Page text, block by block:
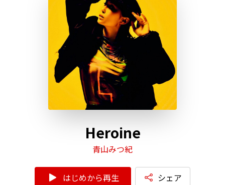
初回30日間無料お試し
Heroine
青山みつ紀
はじめから再生 シェア